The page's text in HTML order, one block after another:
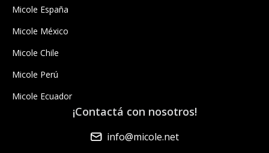
Micole España
Micole México
Micole Chile
Micole Perú
Micole Ecuador
¡Contactá con nosotros!
info@micole.net